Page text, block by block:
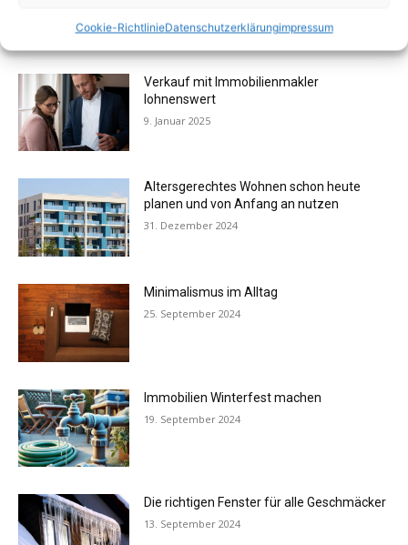
Cookie-RichtlinieDatenschutzerklärungimpressum
Verkauf mit Immobilienmakler
lohnenswert
9. Januar 2025
Altersgerechtes Wohnen schon heute
planen und von Anfang an nutzen
31. Dezember 2024
Minimalismus im Alltag
25. September 2024
Immobilien Winterfest machen
19. September 2024
Die richtigen Fenster für alle Geschmäcker
13. September 2024